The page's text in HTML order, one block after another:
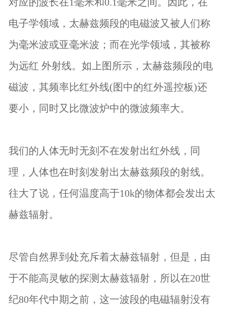
对应的波长在1毫米和0.1毫米之间。因此，在
电子学领域，太赫兹频段的电磁波又被人们称
为毫米波或亚毫米波；而在光学领域，其被称
为远红 外射线。如上图所示，太赫兹频段的电
磁波，其频率比红外线(图中的红外遥控板)还
要小，同时又比微波炉中的微波频率大。
我们的人体无时无刻不在发射出红外线，同
理，人体也在时刻发射出太赫兹频段的射线。
往大了说，任何温度高于10k的物体都会发出太
赫兹辐射。
尽管自然界到处充斥着太赫兹辐射，但是，由
于不能高灵敏的探测太赫兹辐射，所以在20世
纪80年代中期之前，这一波段的电磁辐射没有